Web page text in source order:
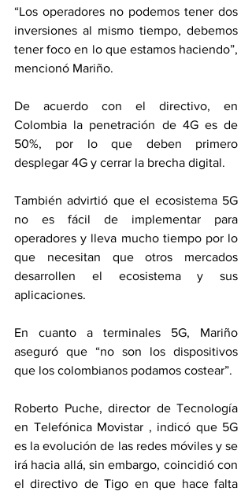
“Los operadores no podemos tener dos
inversiones al mismo tiempo, debemos
tener foco en lo que estamos haciendo”,
mencionó Mariño.
De acuerdo con el directivo, en
Colombia la penetración de 4G es de
50%, por lo que deben primero
desplegar 4G y cerrar la brecha digital.
También advirtió que el ecosistema 5G
no es fácil de implementar para
operadores y lleva mucho tiempo por lo
que necesitan que otros mercados
desarrollen el ecosistema y sus
aplicaciones.
En cuanto a terminales 5G, Mariño
aseguró que “no son los dispositivos
que los colombianos podamos costear”.
Roberto Puche, director de Tecnología
en Telefónica Movistar , indicó que 5G
es la evolución de las redes móviles y se
irá hacia allá, sin embargo, coincidió con
el directivo de Tigo en que hace falta